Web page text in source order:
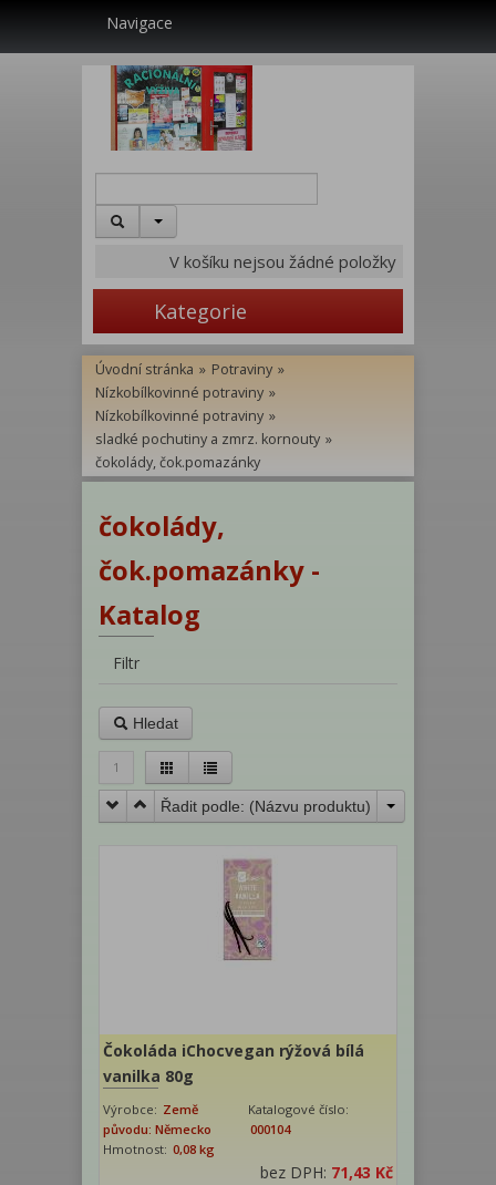
Navigace
V košíku nejsou žádné položky
Kategorie
Úvodní stránka » Potraviny »
Nízkobílkovinné potraviny »
Nízkobílkovinné potraviny »
sladké pochutiny a zmrz. kornouty »
čokolády, čok.pomazánky
čokolády,
čok.pomazánky -
Katalog
Filtr
Hledat
1
Řadit podle: (Názvu produktu)
Čokoláda iChocvegan rýžová bílá
vanilka 80g
Výrobce: Země
původu: Německo
Katalogové číslo:
000104
Hmotnost: 0,08 kg
bez DPH: 71,43 Kč